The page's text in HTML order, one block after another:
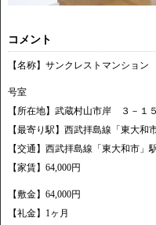
コメント
【名称】サンクレストマンション
号室
【所在地】武蔵村山市岸 ３－１
【最寄り駅】西武拝島線「東大和
【交通】西武拝島線「東大和市」
【家賃】64,000円
【敷金】64,000円
【礼金】1ヶ月